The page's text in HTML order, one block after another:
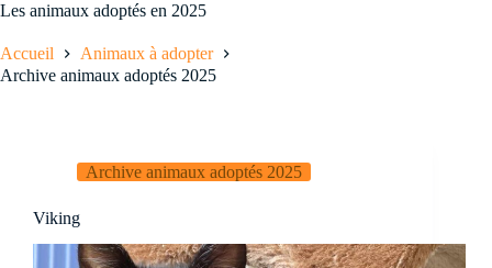
Les animaux adoptés en 2025
Accueil
Animaux à adopter
Archive animaux adoptés 2025
Archive animaux adoptés 2025
Viking